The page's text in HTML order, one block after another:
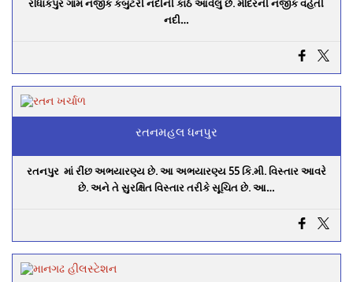
રંધાિકપુર ગામ નજીક કબુટરી નદીની કાંઠે આવેલું છે. મંદિરની નજીક વહેતી
નદી…
રતનમહલ ધનપુર
રતનપુર માં રીંછ અભયારણ્ય છે. આ અભયારણ્ય 55 કિ.મી. વિસ્તાર આવરે
છે. અને તે સુરક્ષિત વિસ્તાર તરીકે સૂચિત છે. આ…